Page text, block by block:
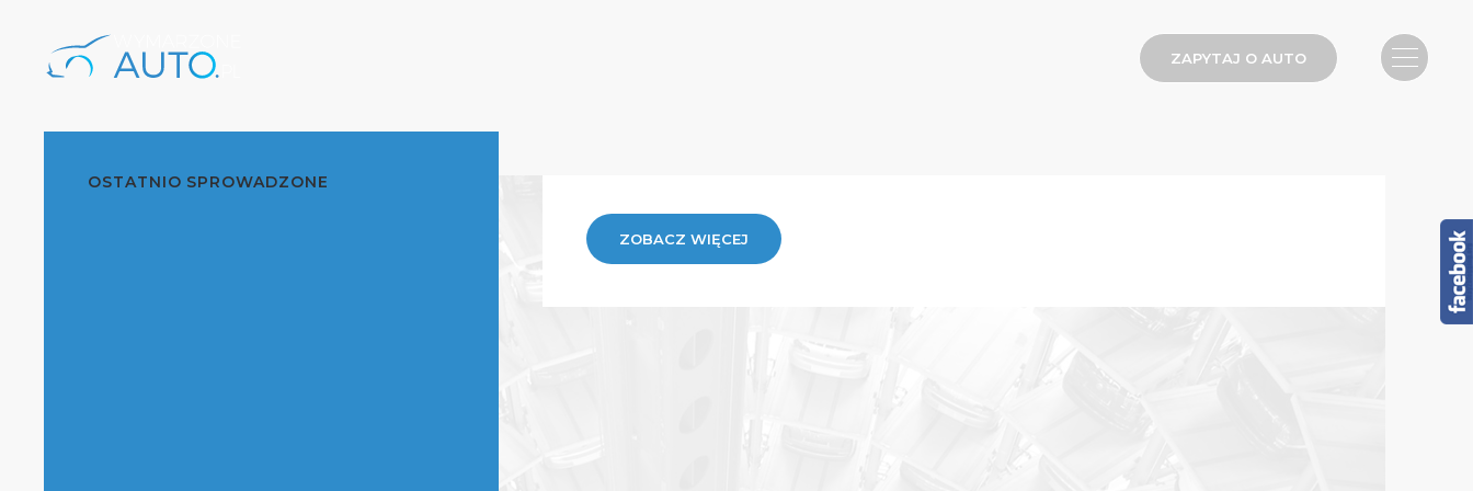
ZAPYTAJ O AUTO
OSTATNIO SPROWADZONE
ZOBACZ WIĘCEJ